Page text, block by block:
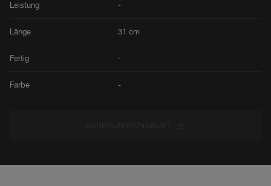
Leistung -
Länge 31 cm
Fertig -
Farbe -